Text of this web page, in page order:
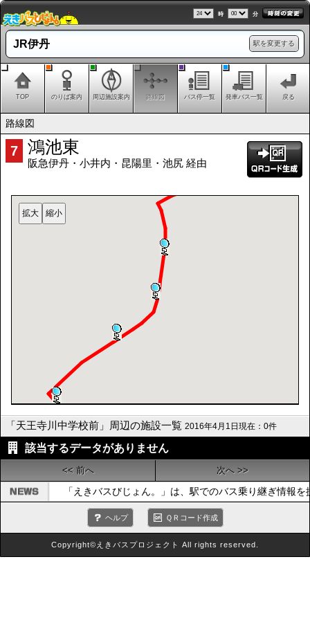
時 分
駅を変更する
JR伊丹
TOP のりば案内 周辺施設案内 路線図 バス停一覧 発車バス一覧 戻る
路線図
7 鴻池東
阪急伊丹・小井内・昆陽里・池尻 経由
「天王寺川中学校前」周辺の施設一覧 2016年4月1日現在：0件
該当するデータがありません
<< 前へ 次へ >>
「えきバスびじょん。」は、駅でのバス乗り継ぎ情報
ヘルプ ＱＲコード作成
Copyright©えきバスプロジェクト All rights reserved.